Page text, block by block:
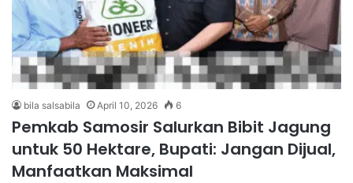
bila salsabila April 10, 2026 6
Pemkab Samosir Salurkan Bibit Jagung
untuk 50 Hektare, Bupati: Jangan Dijual,
Manfaatkan Maksimal